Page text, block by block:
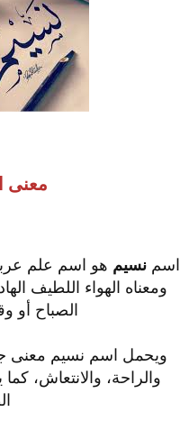
معنى
اسمنسيم هو اسم علم
ومعناه الهواء اللطيف
الصباح أو
ويحمل اسم نسيم معنى
والراحة، والانتعاش،